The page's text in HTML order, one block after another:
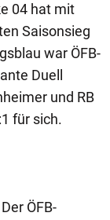
04 hat mit
Saisonsieg
war ÖFB-
Duell
und RB
für sich.
ÖFB-